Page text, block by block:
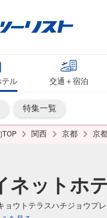
テル 交通＋宿泊
特集一覧
関西 京都 京
ネットホ
ョウトテラスハチジョウプ